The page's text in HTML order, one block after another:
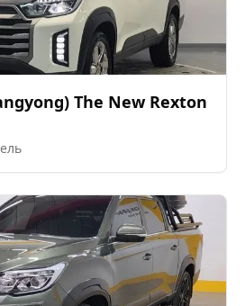
The New Rexton